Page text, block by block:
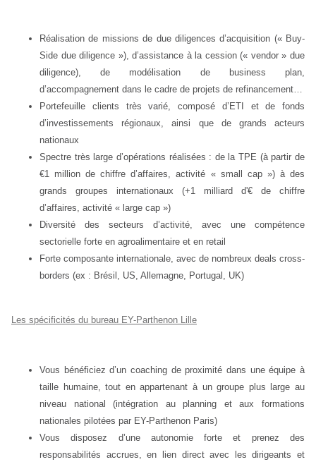
Réalisation de missions de due diligences d’acquisition (« Buy-
Side due diligence »), d’assistance à la cession (« vendor » due
diligence), de modélisation de business plan,
d’accompagnement dans le cadre de projets de refinancement…
Portefeuille clients très varié, composé d’ETI et de fonds
d’investissements régionaux, ainsi que de grands acteurs
nationaux
Spectre très large d’opérations réalisées : de la TPE (à partir de
€1 million de chiffre d’affaires, activité « small cap ») à des
grands groupes internationaux (+1 milliard d'€ de chiffre
d’affaires, activité « large cap »)
Diversité des secteurs d’activité, avec une compétence
sectorielle forte en agroalimentaire et en retail
Forte composante internationale, avec de nombreux deals cross-
borders (ex : Brésil, US, Allemagne, Portugal, UK)
Les spécificités du bureau EY-Parthenon Lille
Vous bénéficiez d’un coaching de proximité dans une équipe à
taille humaine, tout en appartenant à un groupe plus large au
niveau national (intégration au planning et aux formations
nationales pilotées par EY-Parthenon Paris)
Vous disposez d’une autonomie forte et prenez des
responsabilités accrues, en lien direct avec les dirigeants et